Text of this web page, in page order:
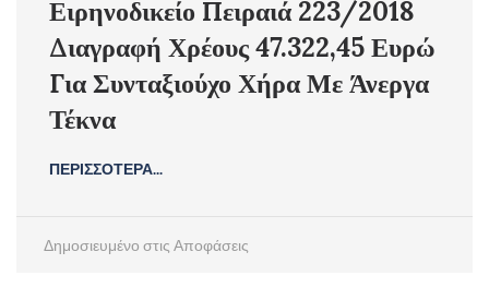
Ειρηνοδικείο Πειραιά 223/2018
Διαγραφή Χρέους 47.322,45 Ευρώ
Για Συνταξιούχο Χήρα Με Άνεργα
Τέκνα
ΠΕΡΙΣΣΟΤΕΡΑ...
Δημοσιευμένο στις Αποφάσεις